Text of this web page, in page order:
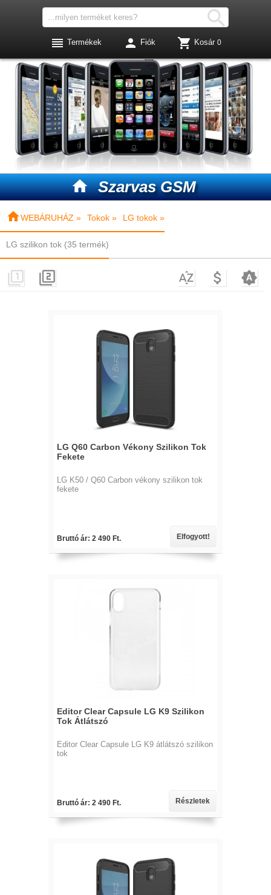
 Szarvas GSM

 Termékek  Fiók  Kosár 0
WEBÁRUHÁZ » Tokok » LG tokok »
LG szilikon tok (35 termék)
    
LG Q60 Carbon Vékony Szilikon Tok
Fekete
LG K50 / Q60 Carbon vékony szilikon tok
fekete
Bruttó ár: 2 490 Ft. Elfogyott!
Editor Clear Capsule LG K9 Szilikon
Tok Átlátszó
Editor Clear Capsule LG K9 átlátszó szilikon
tok
Bruttó ár: 2 490 Ft. Részletek